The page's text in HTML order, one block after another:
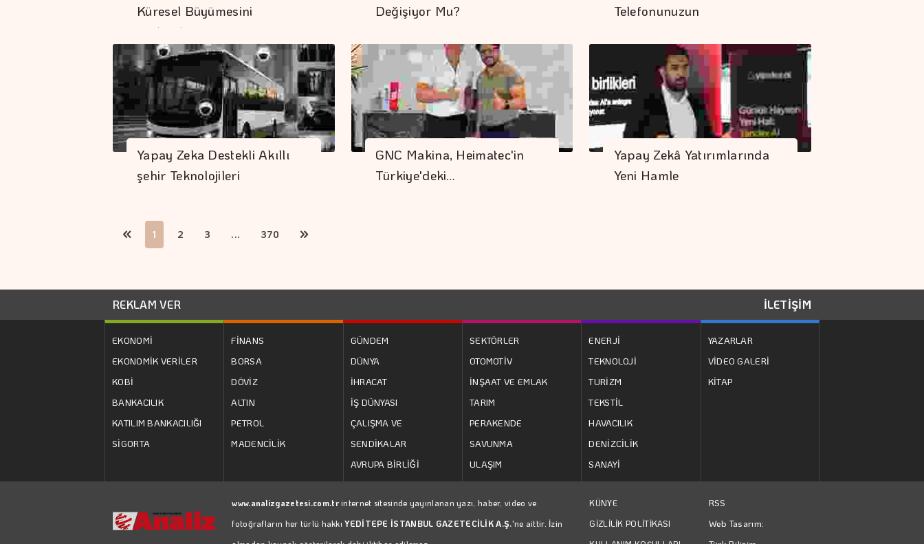
Küresel Büyümesini
Hızlandırıyor
Değişiyor Mu?
Telefonunuzun
Yapay Zeka Destekli Akıllı
şehir Teknolojileri
GNC Makina, Heimatec'in
Türkiye'deki…
Yapay Zekâ Yatırımlarında
Yeni Hamle
1 2 3 ... 370
REKLAM VER İLETİŞİM
EKONOMİ
EKONOMİK VERİLER
KOBİ
BANKACILIK
KATILIM BANKACILIĞI
SİGORTA
FİNANS
BORSA
DÖVİZ
ALTIN
PETROL
MADENCİLİK
GÜNDEM
DÜNYA
İHRACAT
İŞ DÜNYASI
ÇALIŞMA VE
SENDİKALAR
AVRUPA BİRLİĞİ
SEKTÖRLER
OTOMOTİV
İNŞAAT VE EMLAK
TARIM
PERAKENDE
SAVUNMA
ULAŞIM
ENERJİ
TEKNOLOJİ
TURİZM
TEKSTİL
HAVACILIK
DENİZCİLİK
SANAYİ
YAZARLAR
VİDEO GALERİ
KİTAP
www.analizgazetesi.com.trinternet sitesinde yayınlanan yazı, haber, video ve
fotoğrafların her türlü hakkıYEDİTEPE İSTANBUL GAZETECİLİK A.Ş.'ne aittir. İzin
KÜNYE
GİZLİLİK POLİTİKASI
RSS
Web Tasarım: